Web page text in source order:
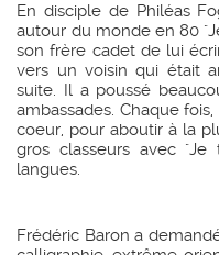
En disciple de Philéas
autour du monde en 80
son frère cadet de lui
vers un voisin qui était
suite. Il a poussé
ambassades. Chaque
coeur, pour aboutir à la
gros classeurs avec
langues.
Frédéric Baron a